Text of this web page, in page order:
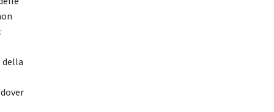
della